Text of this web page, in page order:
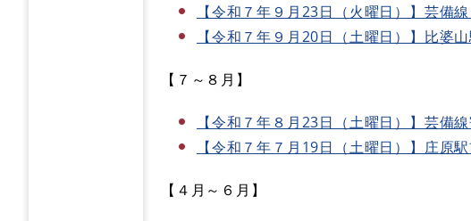
【令和７年９月23日（火曜日）】芸
【令和７年９月20日（土曜日） 】比婆
【７～８月】
【令和７年８月23日（土曜日）】芸備
【令和７年７月19日（土曜日）】庄
【４月～６月】